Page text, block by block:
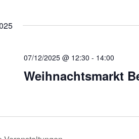
Weihnachtsmarkt
07/12/2025 @ 12:30 - 14:00